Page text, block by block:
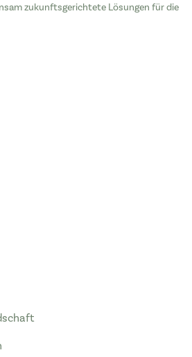
zukunftsgerichtete Lösungen für die